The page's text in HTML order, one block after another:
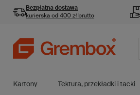
Bezpłatna dostawa
kurierska od 400 zł brutto
Kartony Tektura, przekładki i tacki